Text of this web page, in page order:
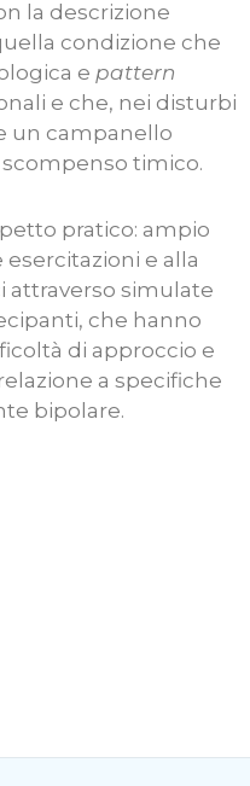
la descrizione
condizione che
e pattern
e che, nei disturbi
un campanello
scompenso timico.
pratico: ampio
e alla
attraverso simulate
che hanno
di approccio e
a specifiche
bipolare.